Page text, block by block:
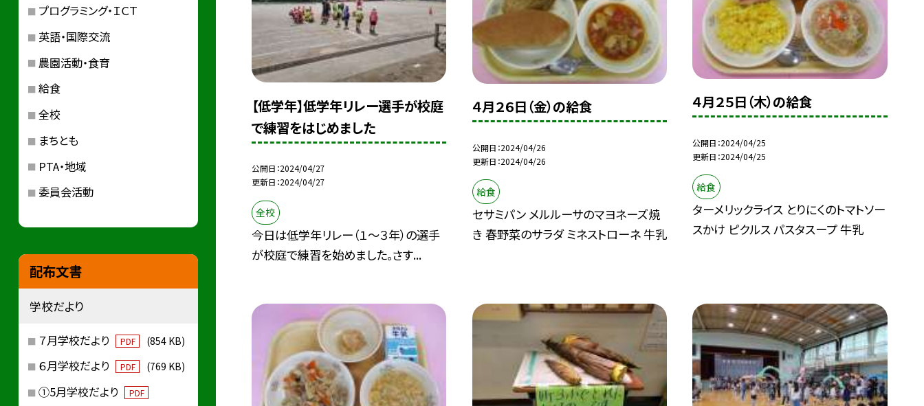
【低学年】低学年リレー選手が校庭
で練習をはじめました
公開日 2024/04/27
更新日 2024/04/27
全校
今日は低学年リレー（１〜３年）の選手
が校庭で練習を始めました。さす...
４月２６日（金）の給食
公開日 2024/04/26
更新日 2024/04/26
給食
セサミパン メルルーサのマヨネーズ焼
き 春野菜のサラダ ミネストローネ 牛乳
４月２５日（木）の給食
公開日 2024/04/25
更新日 2024/04/25
給食
ターメリックライス とりにくのトマトソー
スかけ ピクルス パスタスープ 牛乳
プログラミング・ＩＣＴ
英語・国際交流
農園活動・食育
給食
全校
まちとも
PTA・地域
委員会活動
配布文書
学校だより
７月学校だより PDF (854 KB)
６月学校だより PDF (769 KB)
①5月学校だより PDF